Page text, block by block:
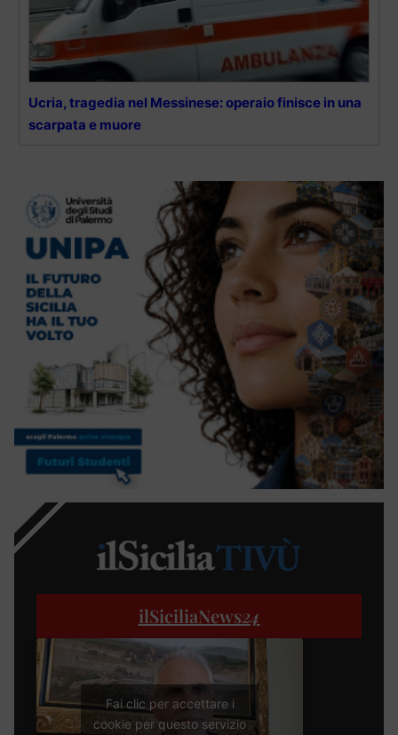
Ucria, tragedia nel Messinese: operaio finisce in una
scarpata e muore
ilSiciliaNews24
Fai clic per accettare i
cookie per questo servizio